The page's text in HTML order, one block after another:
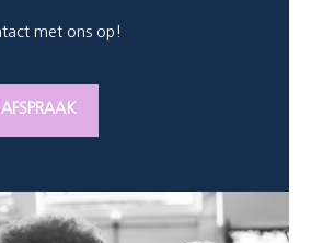
met ons op!